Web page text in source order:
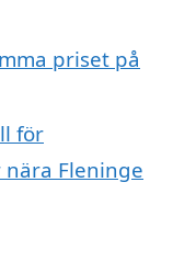
priset på
för
Fleninge